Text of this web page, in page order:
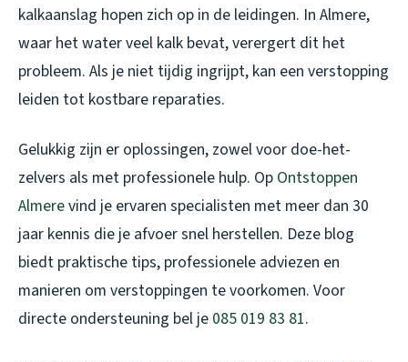
kalkaanslag hopen zich op in de leidingen. In Almere,
waar het water veel kalk bevat, verergert dit het
probleem. Als je niet tijdig ingrijpt, kan een verstopping
leiden tot kostbare reparaties.
Gelukkig zijn er oplossingen, zowel voor doe-het-
zelvers als met professionele hulp. Op Ontstoppen
Almerevind je ervaren specialisten met meer dan 30
jaar kennis die je afvoer snel herstellen. Deze blog
biedt praktische tips, professionele adviezen en
manieren om verstoppingen te voorkomen. Voor
directe ondersteuning bel je 085 019 83 81.